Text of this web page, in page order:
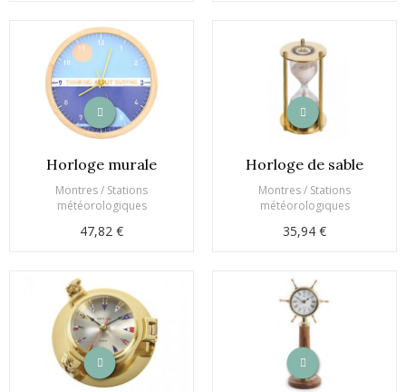
Horloge murale
Montres / Stations
météorologiques
47,82 €
Horloge de sable
Montres / Stations
météorologiques
35,94 €